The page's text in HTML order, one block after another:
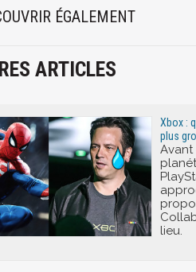
Joyeux
ÉGALEMENT
ARTICLES
Xbox :
plus
Avant
lieu.